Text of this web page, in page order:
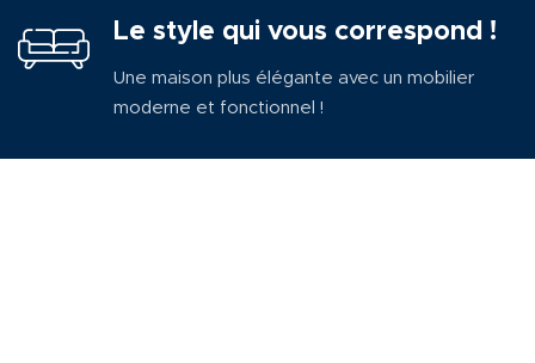
Le style qui vous correspond !
Une maison plus élégante avec un mobilier
moderne et fonctionnel !